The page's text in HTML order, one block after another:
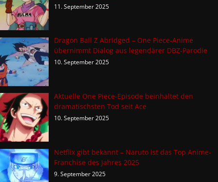
11. September 2025
Dragon Ball Z Abridged – One Piece-Anime
übernimmt Dialog aus legendärer DBZ-Parodie
10. September 2025
Aktuelle One Piece-Episode beinhaltet den
dramatischsten Tod seit Ace
10. September 2025
Netflix gibt bekannt – Naruto ist das Top Anime-
Franchise des Jahres 2025
9. September 2025